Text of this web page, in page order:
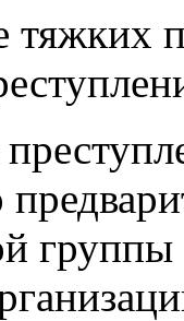
тяжких